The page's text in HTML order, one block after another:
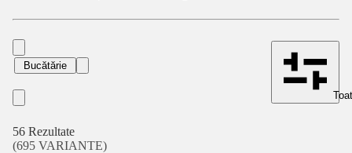
Bucătărie
56 Rezultate
(695 VARIANTE)